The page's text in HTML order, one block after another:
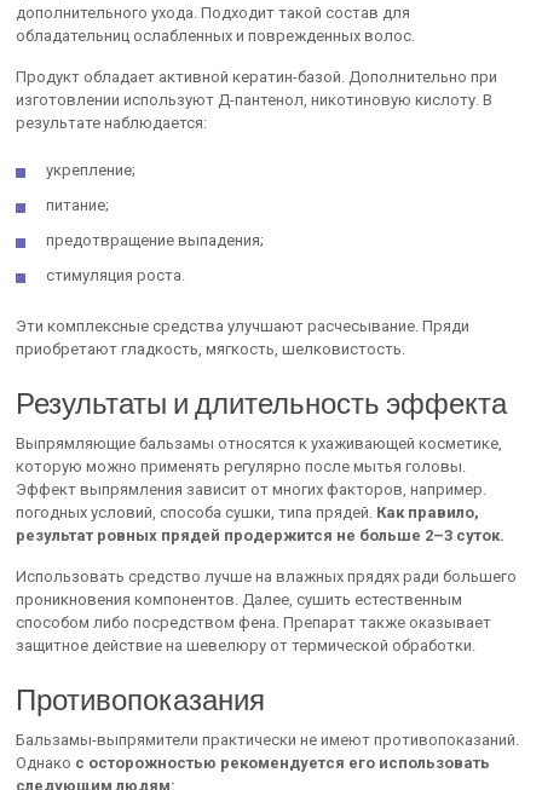
дополнительного ухода. Подходит такой состав для
обладательниц ослабленных и поврежденных волос.
Продукт обладает активной кератин-базой. Дополнительно при
изготовлении используют Д-пантенол, никотиновую кислоту. В
результате наблюдается:
укрепление;
питание;
предотвращение выпадения;
стимуляция роста.
Эти комплексные средства улучшают расчесывание. Пряди
приобретают гладкость, мягкость, шелковистость.
Результаты и длительность эффекта
Выпрямляющие бальзамы относятся к ухаживающей косметике,
которую можно применять регулярно после мытья головы.
Эффект выпрямления зависит от многих факторов, например.
погодных условий, способа сушки, типа прядей. Как правило,
результат ровных прядей продержится не больше 2–3 суток.
Использовать средство лучше на влажных прядях ради большего
проникновения компонентов. Далее, сушить естественным
способом либо посредством фена. Препарат также оказывает
защитное действие на шевелюру от термической обработки.
Противопоказания
Бальзамы-выпрямители практически не имеют противопоказаний.
Однако с осторожностью рекомендуется его использовать
следующим людям: